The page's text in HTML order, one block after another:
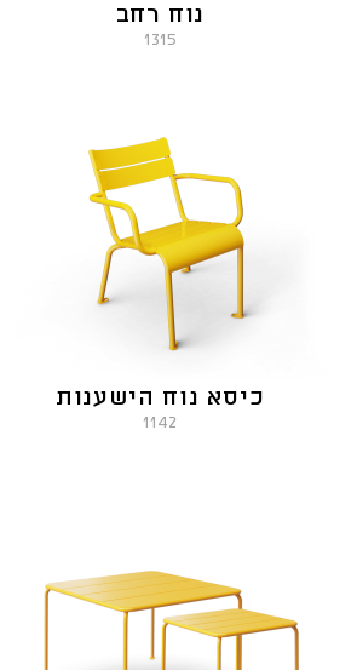
נוח רחב
1315
כיסא נוח הישענות
1142